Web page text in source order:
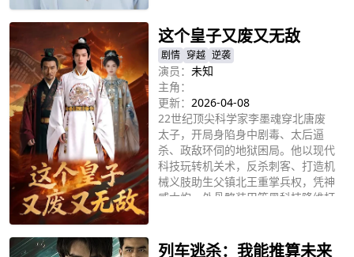
这个皇子又废又无敌
剧情 穿越 逆袭
演员： 未知
主角：
更新： 2026-04-08
22世纪顶尖科学家李墨魂穿北唐废
太子，开局身陷身中剧毒、太后逼
杀、政敌环伺的地狱困局。他以现代
科技玩转机关术，反杀刺客、打造机
械义肢助生父镇北王重掌兵权，凭神
威大炮、外骨骼装甲等黑科技降维打
最终掀翻太后权柄，以科技点燃王朝
列车逃杀：我能推算未来